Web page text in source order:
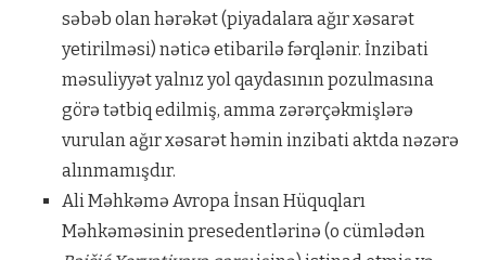
səbəb olan hərəkət (piyadalara ağır xəsarət
yetirilməsi) nəticə etibarilə fərqlənir. İnzibati
məsuliyyət yalnız yol qaydasının pozulmasına
görə tətbiq edilmiş, amma zərərçəkmişlərə
vurulan ağır xəsarət həmin inzibati aktda nəzərə
alınmamışdır.
Ali Məhkəmə Avropa İnsan Hüquqları
Məhkəməsinin presedentlərinə (o cümlədən